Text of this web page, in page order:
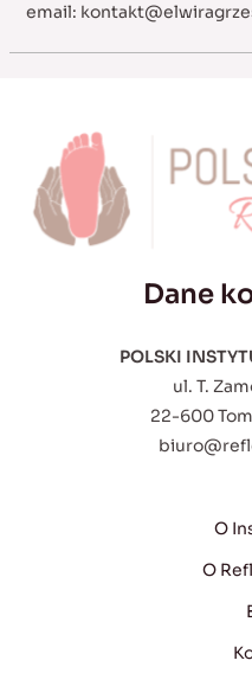
email:
Dane
POLSKI
ul. T.
22-600
O
O